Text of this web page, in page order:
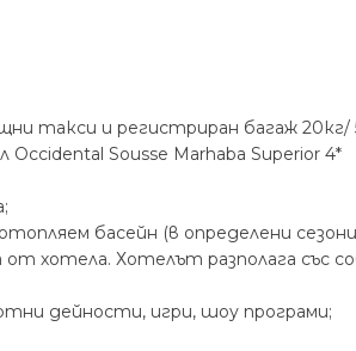
такси и регистриран багаж 20кг/ 5
Sousse Marhaba Superior 4*
басейн (в определени
хотела. Хотелът разполага със
дейности, игри, шоу програми;